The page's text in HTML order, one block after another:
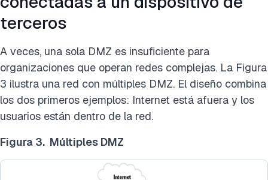
terceros
A veces, una sola DMZ es insuficiente para
organizaciones que operan redes complejas. La Figura
3 ilustra una red con múltiples DMZ. El diseño combina
los dos primeros ejemplos: Internet está afuera y los
usuarios están dentro de la red.
Figura 3. Múltiples DMZ